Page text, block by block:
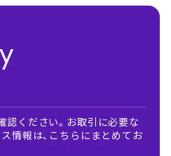
認ください。お取引に必要な
情報は、こちらにまとめてお